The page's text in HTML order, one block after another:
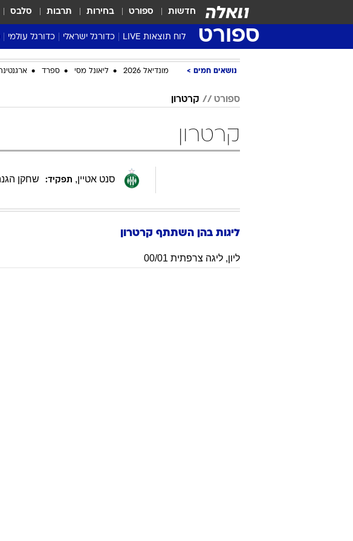
חדשות ספורט בחירות תרבות סלבס
ספורט לוח תוצאות LIVE כדורגל ישראלי
ליגת העל Winner
נבחרות ישראל
ליגה א'
כדורגל עולמי
ליגה אנגלית
ליגת האלופות
דרום אמריקה
נושאים חמים מונדיאל 2026 ליאונל מסי ספרד
ספורט קרטרון
קרטרון
סנט אטיין, תפקיד: שחקן
ליגות בהן השתתף קרטרון
ליון, ליגה צרפתית 00/01